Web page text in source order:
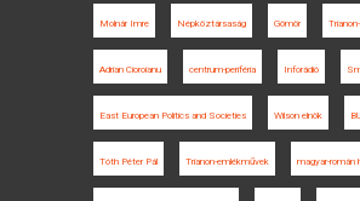
Molnár Imre Népköztársaság Gömör
Adrian Cioroianu centrum-periféria Inforádió
East European Politics and Societies Wilson elnök
Tóth Péter Pál Trianon-emlékművek magyar-román